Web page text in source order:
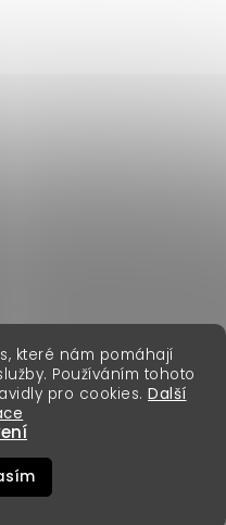
které nám pomáhají
Používáním tohoto
pro cookies. Další
práva vyhrazena.